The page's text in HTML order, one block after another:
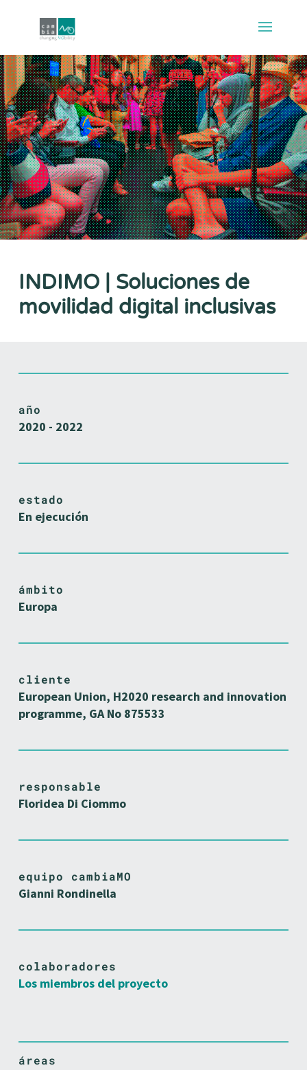
INDIMO | Soluciones de
movilidad digital inclusivas
año
2020 - 2022
estado
En ejecución
ámbito
Europa
cliente
European Union, H2020 research and innovation
programme, GA No 875533
responsable
Floridea Di Ciommo
equipo cambiaMO
Gianni Rondinella
colaboradores
Los miembros del proyecto
áreas